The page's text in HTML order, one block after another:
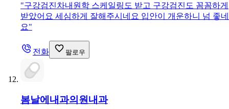
"구강검진차내원학 스케일링도 받고 구강검진도 꼼꼼하게
받았어요 세심하게 잘해주시네요 입안이 개운하니 넘 좋네
요"
전화 팔로우
봄날에내과의원내과